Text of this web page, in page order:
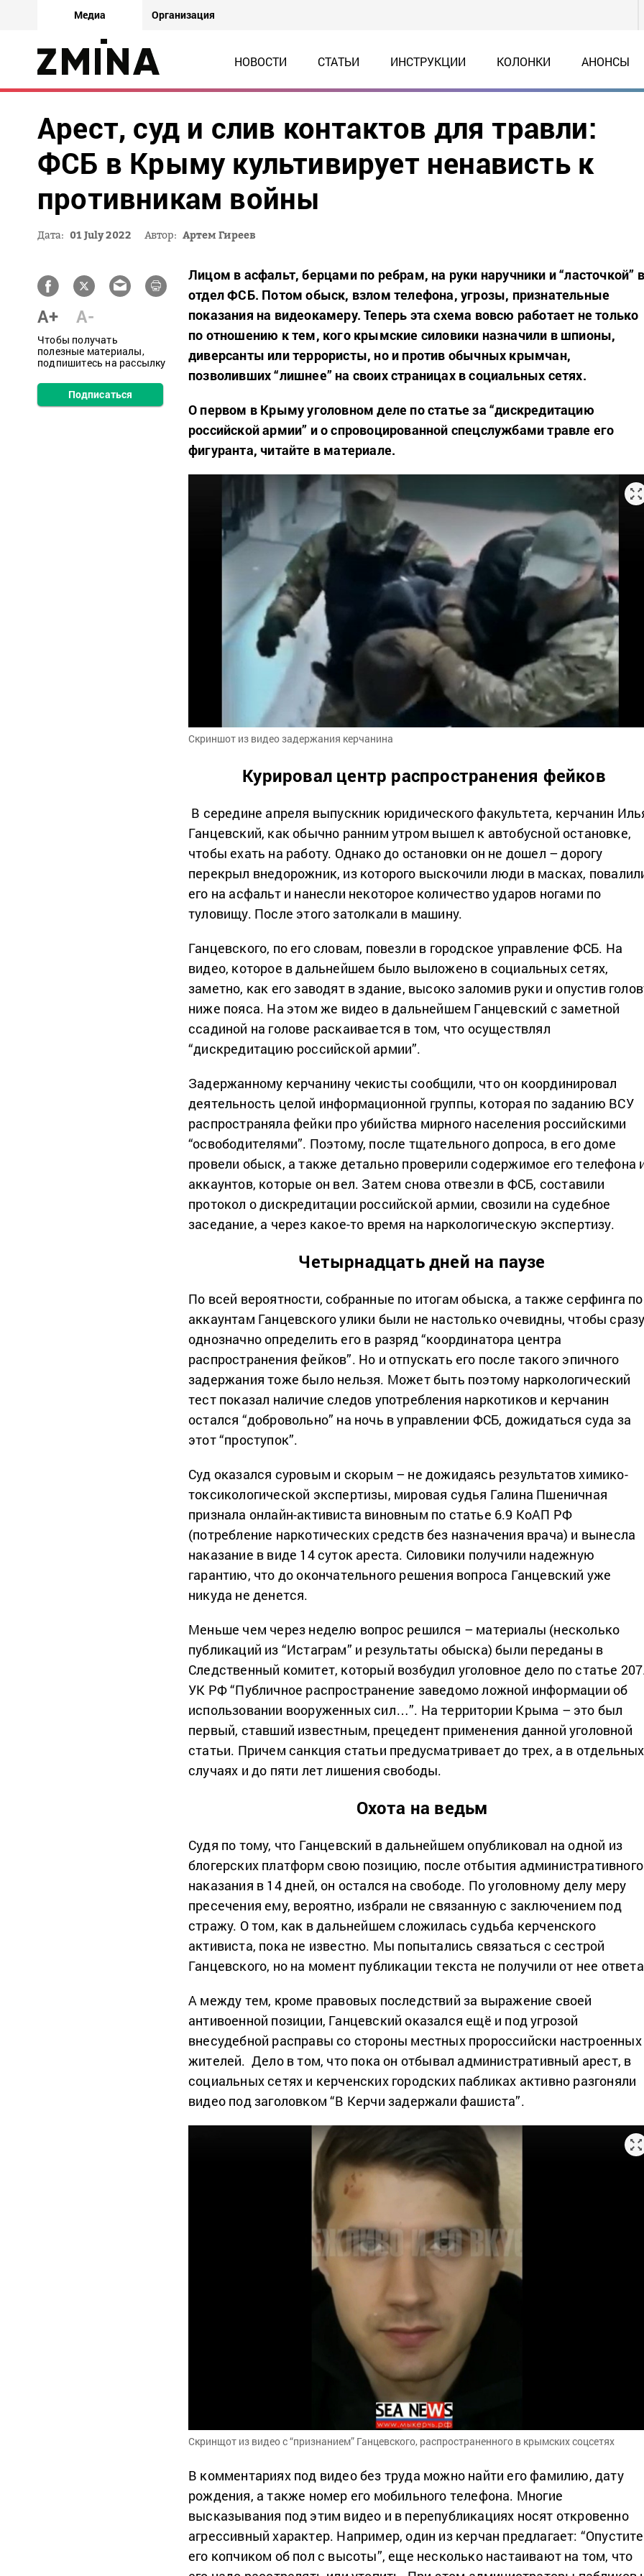
Медиа Организация
НОВОСТИ СТАТЬИ ИНСТРУКЦИИ КОЛОНКИ АНОНСЫ
Арест, суд и слив контактов для травли:
ФСБ в Крыму культивирует ненависть к
противникам войны
Дата: 01 July 2022 Автор: Артем Гиреев
A+ A-
Чтобы получать
полезные материалы,
подпишитесь на рассылку
Подписаться
Лицом в асфальт, берцами по ребрам, на руки наручники и “ласточкой” в
отдел ФСБ. Потом обыск, взлом телефона, угрозы, признательные
показания на видеокамеру. Теперь эта схема вовсю работает не только
по отношению к тем, кого крымские силовики назначили в шпионы,
диверсанты или террористы, но и против обычных крымчан,
позволивших “лишнее” на своих страницах в социальных сетях.
О первом в Крыму уголовном деле по статье за “дискредитацию
российской армии” и о спровоцированной спецслужбами травле его
фигуранта, читайте в материале.
Скриншот из видео задержания керчанина
Курировал центр распространения фейков
В середине апреля выпускник юридического факультета, керчанин
Ганцевский, как обычно ранним утром вышел к автобусной остановке,
чтобы ехать на работу. Однако до остановки он не дошел – дорогу
перекрыл внедорожник, из которого выскочили люди в масках,
его на асфальт и нанесли некоторое количество ударов ногами по
туловищу. После этого затолкали в машину.
Ганцевского, по его словам, повезли в городское управление ФСБ. На
видео, которое в дальнейшем было выложено в социальных сетях,
заметно, как его заводят в здание, высоко заломив руки и опустив
ниже пояса. На этом же видео в дальнейшем Ганцевский с заметной
ссадиной на голове раскаивается в том, что осуществлял
“дискредитацию российской армии”.
Задержанному керчанину чекисты сообщили, что он координировал
деятельность целой информационной группы, которая по заданию ВСУ
распространяла фейки про убийства мирного населения российскими
“освободителями”. Поэтому, после тщательного допроса, в его доме
провели обыск, а также детально проверили содержимое его телефона
аккаунтов, которые он вел. Затем снова отвезли в ФСБ, составили
протокол о дискредитации российской армии, свозили на судебное
заседание, а через какое-то время на наркологическую экспертизу.
Четырнадцать дней на паузе
По всей вероятности, собранные по итогам обыска, а также серфинга по
аккаунтам Ганцевского улики были не настолько очевидны, чтобы
однозначно определить его в разряд “координатора центра
распространения фейков”. Но и отпускать его после такого эпичного
задержания тоже было нельзя. Может быть поэтому наркологический
тест показал наличие следов употребления наркотиков и керчанин
остался “добровольно” на ночь в управлении ФСБ, дожидаться суда за
этот “проступок”.
Суд оказался суровым и скорым – не дожидаясь результатов химико-
токсикологической экспертизы, мировая судья Галина Пшеничная
признала онлайн-активиста виновным по статье 6.9 КоАП РФ
(потребление наркотических средств без назначения врача) и вынесла
наказание в виде 14 суток ареста. Силовики получили надежную
гарантию, что до окончательного решения вопроса Ганцевский уже
никуда не денется.
Меньше чем через неделю вопрос решился – материалы (несколько
публикаций из “Истаграм” и результаты обыска) были переданы в
Следственный комитет, который возбудил уголовное дело по статье
УК РФ “Публичное распространение заведомо ложной информации об
использовании вооруженных сил…”. На территории Крыма – это был
первый, ставший известным, прецедент применения данной уголовной
статьи. Причем санкция статьи предусматривает до трех, а в отдельных
случаях и до пяти лет лишения свободы.
Охота на ведьм
Судя по тому, что Ганцевский в дальнейшем опубликовал на одной из
блогерских платформ свою позицию, после отбытия административного
наказания в 14 дней, он остался на свободе. По уголовному делу меру
пресечения ему, вероятно, избрали не связанную с заключением под
стражу. О том, как в дальнейшем сложилась судьба керченского
активиста, пока не известно. Мы попытались связаться с сестрой
Ганцевского, но на момент публикации текста не получили от нее
А между тем, кроме правовых последствий за выражение своей
антивоенной позиции, Ганцевский оказался ещё и под угрозой
внесудебной расправы со стороны местных пророссийски настроенных
жителей. Дело в том, что пока он отбывал административный арест, в
социальных сетях и керченских городских пабликах активно разгоняли
видео под заголовком “В Керчи задержали фашиста”.
Скринщот из видео с “признанием” Ганцевского, распространенного в крымских соцсетях
В комментариях под видео без труда можно найти его фамилию, дату
рождения, а также номер его мобильного телефона. Многие
высказывания под этим видео и в перепубликациях носят откровенно
агрессивный характер. Например, один из керчан предлагает: “Опустите
его копчиком об пол с высоты”, еще несколько настаивают на том, что